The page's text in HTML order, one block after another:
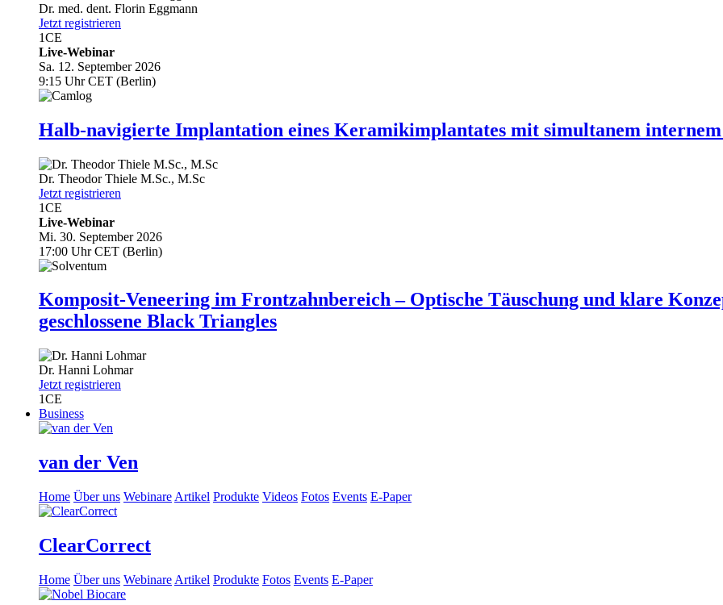
Dr. med. dent. Florin Eggmann
Jetzt registrieren
1CE
Live-Webinar
Sa. 12. September 2026
9:15 Uhr CET (Berlin)
Halb-navigierte Implantation eines Keramikimplantates mit simultanem
Dr. Theodor Thiele M.Sc., M.Sc
Jetzt registrieren
1CE
Live-Webinar
Mi. 30. September 2026
17:00 Uhr CET (Berlin)
Komposit-Veneering im Frontzahnbereich – Optische Täuschung und klare
geschlossene Black Triangles
Dr. Hanni Lohmar
Jetzt registrieren
1CE
Business
van der Ven
Home Über uns Webinare Artikel Produkte Videos Fotos Events E-Paper
ClearCorrect
Home Über uns Webinare Artikel Produkte Fotos Events E-Paper